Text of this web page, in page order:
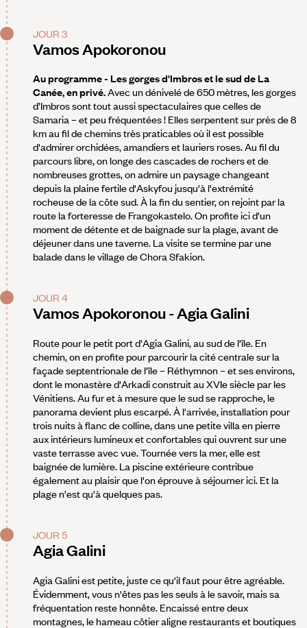
JOUR 3
Vamos Apokoronou
Au programme - Les gorges d'Imbros et le sud de La
Canée, en privé.Avec un dénivelé de 650 mètres, les gorges
d’Imbros sont tout aussi spectaculaires que celles de
Samaria – et peu fréquentées ! Elles serpentent sur près de 8
km au fil de chemins très praticables où il est possible
d'admirer orchidées, amandiers et lauriers roses. Au fil du
parcours libre, on longe des cascades de rochers et de
nombreuses grottes, on admire un paysage changeant
depuis la plaine fertile d'Askyfou jusqu'à l'extrémité
rocheuse de la côte sud. À la fin du sentier, on rejoint par la
route la forteresse de Frangokastelo. On profite ici d'un
moment de détente et de baignade sur la plage, avant de
déjeuner dans une taverne. La visite se termine par une
balade dans le village de Chora Sfakion.
JOUR 4
Vamos Apokoronou - Agia Galini
Route pour le petit port d'Agia Galini, au sud de l'île. En
chemin, on en profite pour parcourir la cité centrale sur la
façade septentrionale de l'île – Réthymnon – et ses environs,
dont le monastère d'Arkadi construit au XVIe siècle par les
Vénitiens. Au fur et à mesure que le sud se rapproche, le
panorama devient plus escarpé. À l'arrivée, installation pour
trois nuits à flanc de colline, dans une petite villa en pierre
aux intérieurs lumineux et confortables qui ouvrent sur une
vaste terrasse avec vue. Tournée vers la mer, elle est
baignée de lumière. La piscine extérieure contribue
également au plaisir que l'on éprouve à séjourner ici. Et la
plage n'est qu'à quelques pas.
JOUR 5
Agia Galini
Agia Galini est petite, juste ce qu'il faut pour être agréable.
Évidemment, vous n'êtes pas les seuls à le savoir, mais sa
fréquentation reste honnête. Encaissé entre deux
montagnes, le hameau côtier aligne restaurants et boutiques